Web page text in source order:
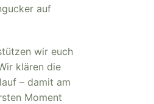
auf
wir euch
klären die
– damit am
Moment